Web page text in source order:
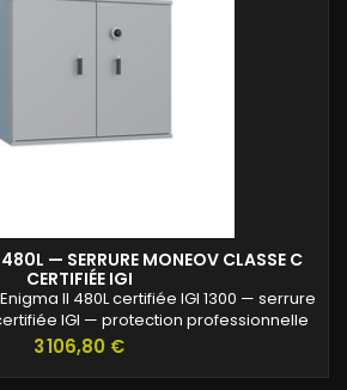
— SERRURE MONEOV CLASSE C
CERTIFIÉE IGI
II 480L certifiée IGI 1300 — serrure
IGI — protection professionnelle
archives confidentielles.
Prix
3 106,80 €